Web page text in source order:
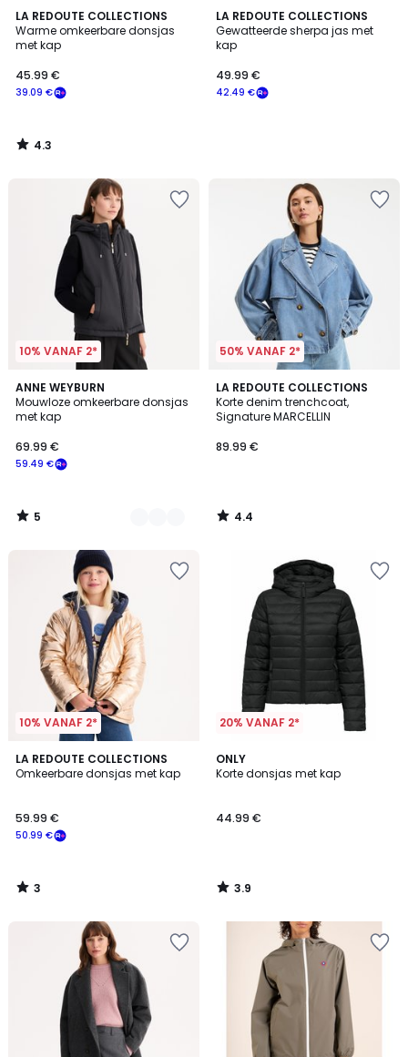
LA REDOUTE COLLECTIONS
Warme omkeerbare donsjas
met kap
39.09 €
45.99 €
4.3
/ 5
4.3
/
LA REDOUTE COLLECTIONS
Gewatteerde sherpa jas met
kap
42.49 €
49.99 €
10% VANAF 2*
ANNE WEYBURN
Mouwloze omkeerbare donsjas
met kap
59.49 €
69.99 €
5
/
5
2
Kleuren
5
/
50% VANAF 2*
LA REDOUTE COLLECTIONS
Korte denim trenchcoat,
Signature MARCELLIN
89.99 €
4.4
/ 5
4.4
/
10% VANAF 2*
LA REDOUTE COLLECTIONS
Omkeerbare donsjas met kap
50.99 €
59.99 €
3
/
3
/
20% VANAF 2*
ONLY
Korte donsjas met kap
44.99 €
3.9
/ 5
3.9
/